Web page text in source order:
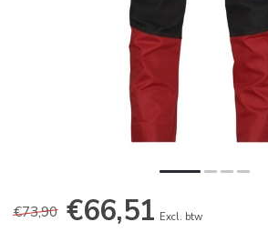
€73,90 €66,51 Excl. btw